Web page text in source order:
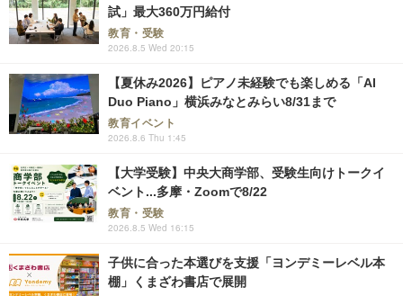
試」最大360万円給付
教育・受験
2026.8.5 Wed 20:15
【夏休み2026】ピアノ未経験でも楽しめる「AI
Duo Piano」横浜みなとみらい8/31まで
教育イベント
2026.8.6 Thu 1:45
【大学受験】中央大商学部、受験生向けトークイ
ベント...多摩・Zoomで8/22
教育・受験
2026.8.5 Wed 16:15
子供に合った本選びを支援「ヨンデミーレベル本
棚」くまざわ書店で展開